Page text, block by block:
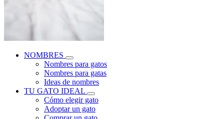
NOMBRES
Nombres para gatos
Nombres para gatas
Ideas de nombres
TU GATO IDEAL
Cómo elegir gato
Adoptar un gato